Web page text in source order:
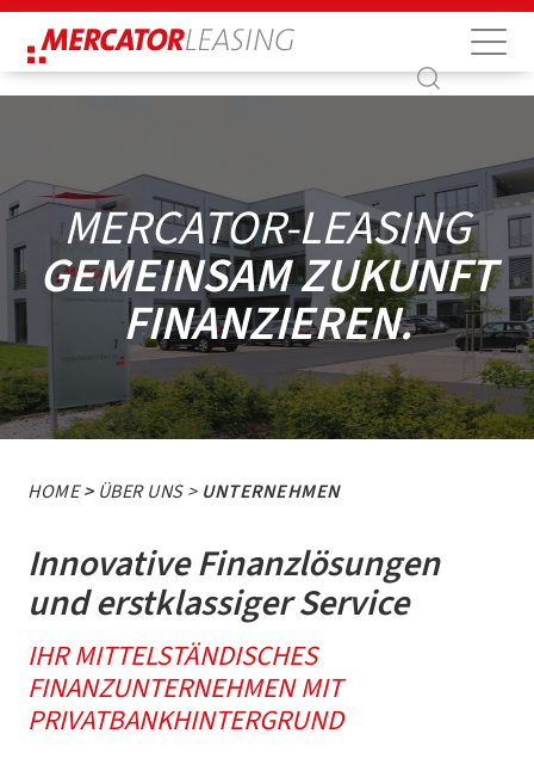
MERCATOR-LEASING
GEMEINSAM ZUKUNFT
FINANZIEREN.
HOME> ÜBER UNS > UNTERNEHMEN
Innovative Finanzlösungen
und erstklassiger Service
IHR MITTELSTÄNDISCHES
FINANZUNTERNEHMEN MIT
PRIVATBANKHINTERGRUND